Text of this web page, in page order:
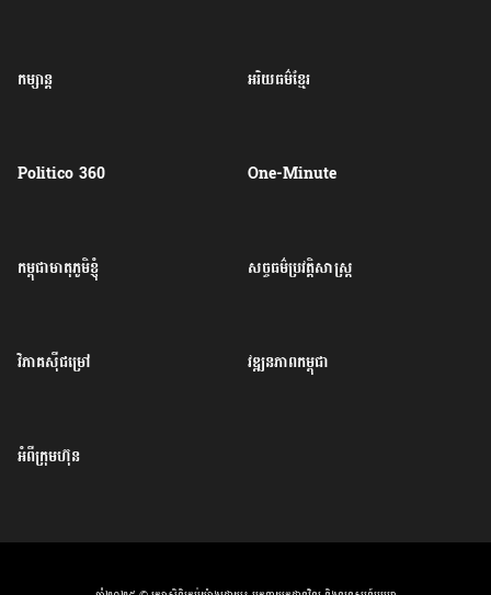
កម្សាន្ត អរិយធម៌ខ្មែរ
Politico 360 One-Minute
កម្ពុជាមាតុភូមិខ្ញុំ សច្ចធម៌ប្រវត្តិសាស្ត្រ
វិភាគសុីជម្រៅ វឌ្ឍនភាពកម្ពុជា
អំពីក្រុមហ៊ុន